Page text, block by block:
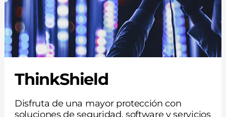
ThinkShield
Disfruta de una mayor protección con
soluciones de seguridad, software y servicios